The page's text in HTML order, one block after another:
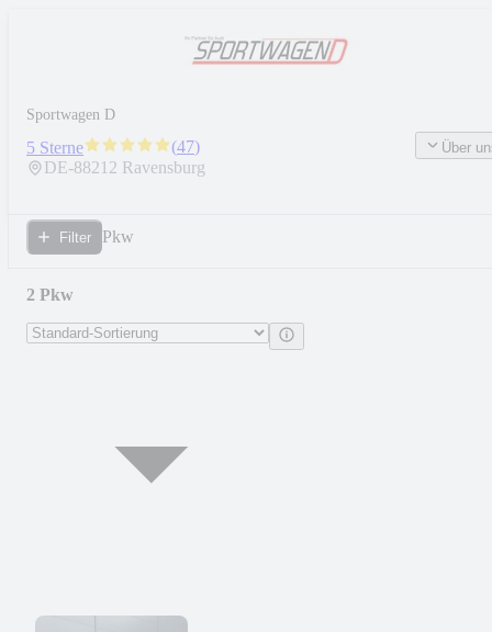
Sportwagen D
5 Sterne (47)
DE-88212 Ravensburg
Über
Filter Pkw
2 Pkw